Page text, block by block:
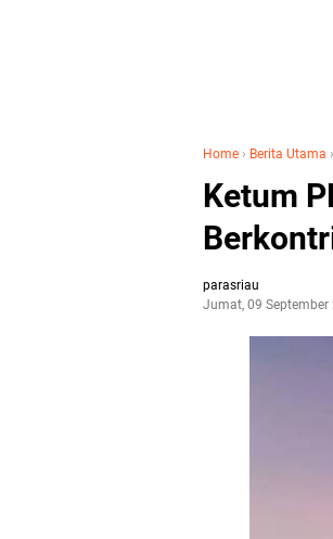
Home › Berita Utama ›
Ketum
parasriau
Jumat, 09 September